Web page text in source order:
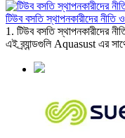
টিউব বসতি স্থাপনকারীদের নীতি ও
1. টিউব বসতি স্থাপনকারীদের
এই ব্র্যান্ডগুলি Aquasust এর